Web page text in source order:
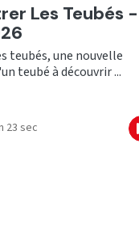
Les Teubés -
teubés, une nouvelle
teubé à découvrir ...
23 sec